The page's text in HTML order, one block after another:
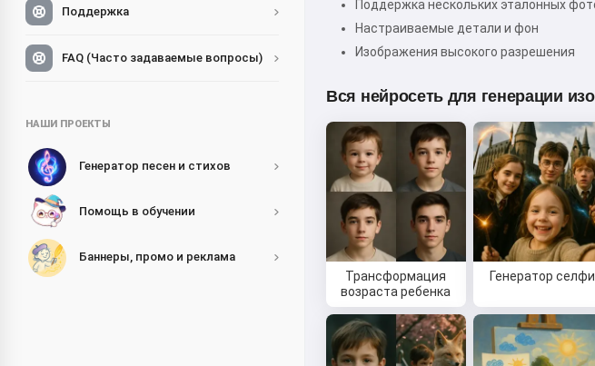
Поддержка
FAQ (Часто задаваемые вопросы)
НАШИ ПРОЕКТЫ
Генератор песен и стихов
Помощь в обучении
Баннеры, промо и реклама
Поддержка нескольких эталонных
Настраиваемые детали и фон
Изображения высокого разрешения
Вся нейросеть для генерации
Трансформация
возраста ребенка
Генератор селфи
Начиная